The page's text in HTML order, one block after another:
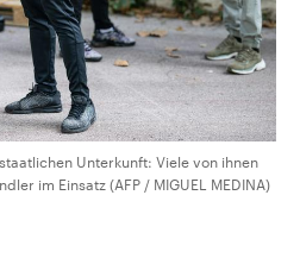
Unterkunft: Viele von ihnen
im Einsatz (AFP / MIGUEL MEDINA)